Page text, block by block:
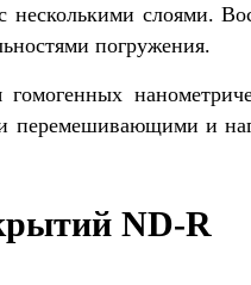
несколькими слоями.
погружения.
перемешивающими и
ND-R